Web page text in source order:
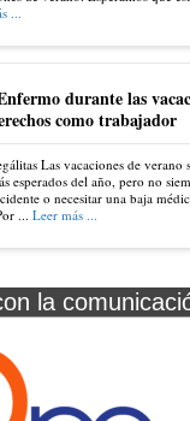
...
durante las
como trabajador
Las vacaciones de verano
esperados del año, pero no
o necesitar una baja
... Leer más ...
la